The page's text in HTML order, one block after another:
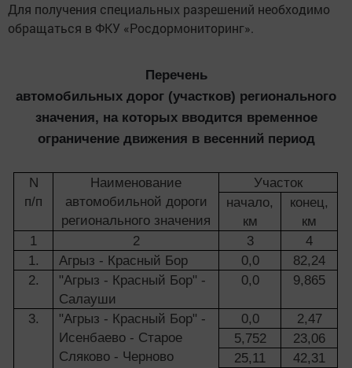
Для получения специальных разрешений необходимо
обращаться в ФКУ «Росдормониторинг».
Перечень
автомобильных дорог (участков) регионального
значения, на которых вводится временное
ограничение движения в весенний период
N
п/п
Наименование
автомобильной дороги
регионального значения
Участок
начало,
км
конец,
км
1
2 3
4
1.
Агрыз - Красный Бор 0,0
82,24
2.
"Агрыз - Красный Бор" -
Салауши
0,0 9,865
3.
"Агрыз - Красный Бор" -
Исенбаево - Старое
Сляково - Черново
0,0
2,47
5,752
23,06
25,11
42,31